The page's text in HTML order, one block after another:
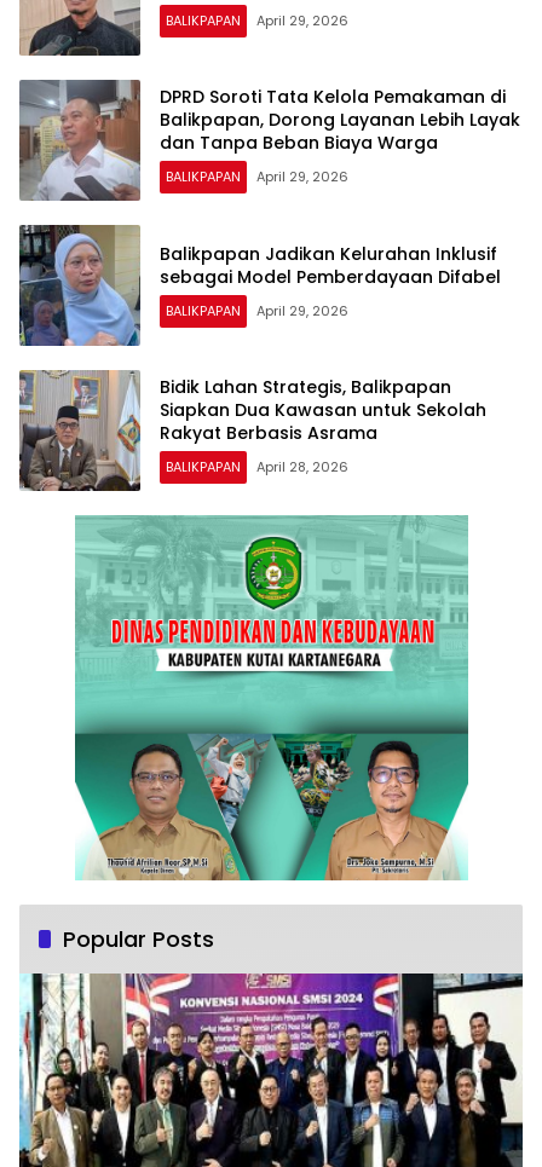
BALIKPAPAN April 29, 2026
DPRD Soroti Tata Kelola Pemakaman di
Balikpapan, Dorong Layanan Lebih Layak
dan Tanpa Beban Biaya Warga
BALIKPAPAN April 29, 2026
Balikpapan Jadikan Kelurahan Inklusif
sebagai Model Pemberdayaan Difabel
BALIKPAPAN April 29, 2026
Bidik Lahan Strategis, Balikpapan
Siapkan Dua Kawasan untuk Sekolah
Rakyat Berbasis Asrama
BALIKPAPAN April 28, 2026
Popular Posts